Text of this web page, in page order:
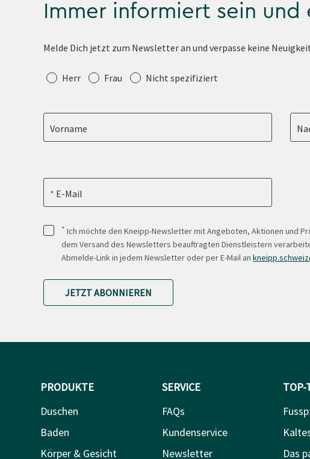
Immer informiert sein und
Melde Dich jetzt zum Newsletter an und verpasse keine
Anrede
Herr Frau Nicht spezifiziert
Vorname
E-Mail
* Ich möchte den Kneipp-Newsletter mit Angeboten, Aktionen und
dem Versand des Newsletters beauftragten Dienstleistern
Abmelde-Link in jedem Newsletter oder per E-Mail an
JETZT ABONNIEREN
PRODUKTE
Duschen
Baden
Körper & Gesicht
SERVICE
FAQs
Kundenservice
Newsletter
TOP-
Das